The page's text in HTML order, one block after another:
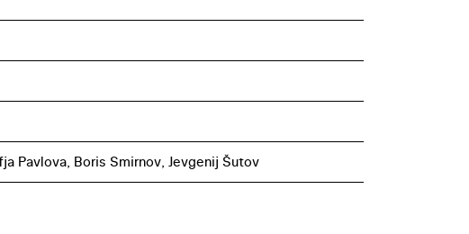
Pavlova, Boris Smirnov, Jevgenij Šutov